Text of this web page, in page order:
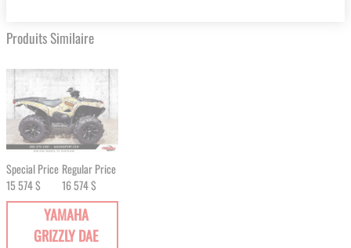
Produits Similaire
Special Price
15 574 $
Regular Price
16 574 $
YAMAHA
GRIZZLY DAE